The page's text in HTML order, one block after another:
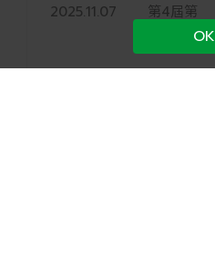
2025.11.07
第4屆第
OK